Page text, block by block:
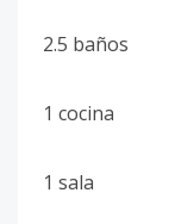
2.5 baños
1 cocina
1 sala